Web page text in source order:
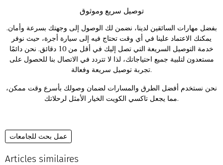
توصيل سريع وموثوق
بفضل مهارات السائقين لدينا، نضمن لك الوصول إلى وجهتك بسرعة وأمان.
يمكنك الاعتماد علينا في أي وقت تحتاج فيه إلى سيارة أجرة، حيث نوفر
خدمة التوصيل السريعة التي تصل إليك في أقل من 10 دقائق. نحن دائمًا
مستعدون لتلبية جميع احتياجاتك، لذا لا تتردد في الاتصال بنا للحصول على
تجربة توصيل سريعة وفعالة.
نحن نستخدم أفضل الطرق والمسارات لضمان وصولك بأسرع وقت ممكن،
مما يجعل تاكسي الكويت الخيار الأمثل لرحلاتك.
عمل بحث للجامعات
Articles similaires